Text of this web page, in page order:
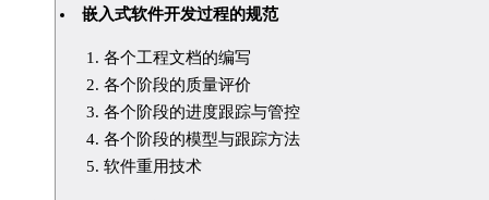
嵌入式软件开发过程的规范
各个工程文档的编写
各个阶段的质量评价
各个阶段的进度跟踪与管控
各个阶段的模型与跟踪方法
软件重用技术